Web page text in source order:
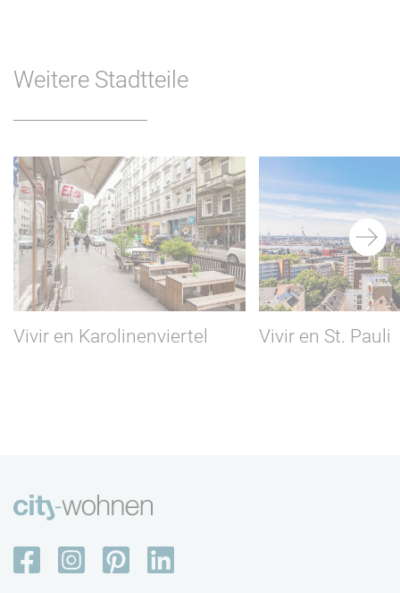
Weitere Stadtteile
Vivir en Karolinenviertel Vivir en St. Pauli